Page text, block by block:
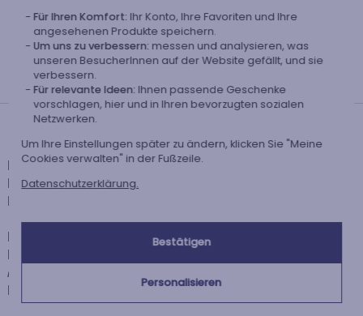
Personalisiert
Hergestellt in
Dieser Artikel wird in unserem Atelier in Toulouse personalisiert.
Er ist für das Angebot "Versandkostenfrei ab 85 € Warenwert" mit der
Hermes-Standardlieferung berechtigt.
Für jede Bestellung unter 85 € gelten die unten aufgeführten
Lieferkosten für den Kauf dieses Artikels.
Artikel, die in unserem Atelier personalisiert werden (etwa 95% unserer
Produkte), sind mit dem Logo
Für Ihren Komfort: Ihr Konto, Ihre Favoriten und Ihre
angesehenen Produkte speichern.
Um uns zu verbessern: messen und analysieren, was
unseren BesucherInnen auf der Website gefällt, und sie
verbessern.
Für relevante Ideen: Ihnen passende Geschenke
vorschlagen, hier und in Ihren bevorzugten sozialen
Netzwerken.
Um Ihre Einstellungen später zu ändern, klicken Sie "Meine
Cookies verwalten" in der Fußzeile.
Datenschutzerklärung.
Bestätigen
Personalisieren